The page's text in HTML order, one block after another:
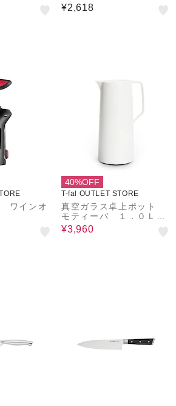
¥2,618
ワインオ
40%OFF
T-fal OUTLET STORE
真空ガラス卓上ポット
モティーバ １．０Ｌ
ホワイト
¥3,960